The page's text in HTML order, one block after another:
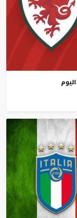
اليوم